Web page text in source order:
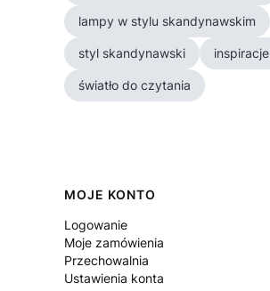
lampy w stylu skandynawskim
styl skandynawski inspiracje
światło do czytania
Linki w stopce
MOJE KONTO
Logowanie
Moje zamówienia
Przechowalnia
Ustawienia konta